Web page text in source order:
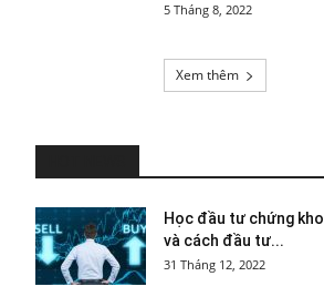
5 Tháng 8, 2022
Xem thêm
Học đầu tư chứng
và cách đầu tư...
31 Tháng 12, 2022